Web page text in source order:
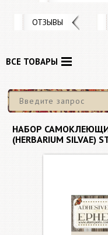
ОТЗЫВЫ
ВСЕ ТОВАРЫ
НАБОР
(HERBARIUM SILVAE)